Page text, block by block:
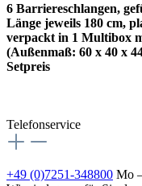
6 Barriereschlangen,
Länge jeweils 180 cm,
verpackt in 1 Multibox
(Außenmaß: 60 x 40 x
Setpreis
Telefonservice
+49 (0)7251-348800 Mo